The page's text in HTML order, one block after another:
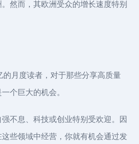
然而，其欧洲受众的增长速度特别
的月度读者，对于那些分享高质量
个巨大的机会。
不息、科技或创业特别受欢迎。因
些领域中经营，你就有机会通过发